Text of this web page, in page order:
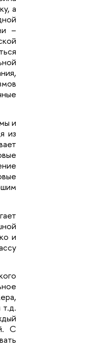
а
–
и
из
и
С